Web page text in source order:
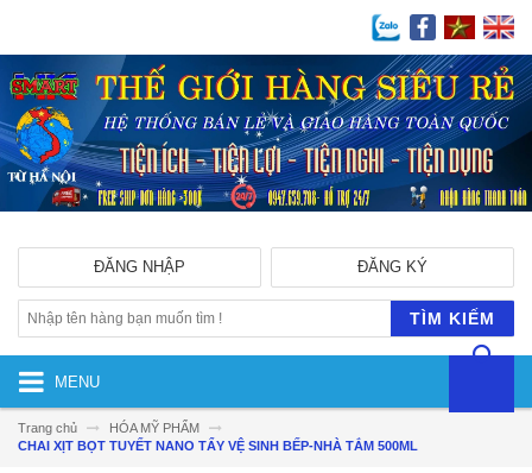
ĐĂNG KÝ
ĐĂNG NHẬP
TÌM KIẾM
MENU
Trang chủ
HÓA MỸ PHẨM
CHAI XỊT BỌT TUYẾT NANO TẨY VỆ SINH BẾP-NHÀ TẮM 500ML